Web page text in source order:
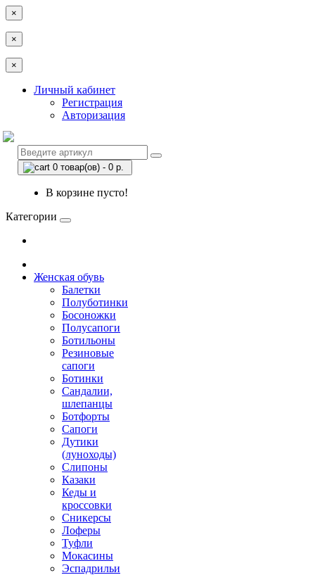
×
×
×
Личный кабинет
Регистрация
Авторизация
0 товар(ов) - 0 р.
В корзине пусто!
Категории
Женская обувь
Балетки
Полуботинки
Босоножки
Полусапоги
Ботильоны
Резиновые
сапоги
Ботинки
Сандалии,
шлепанцы
Ботфорты
Сапоги
Дутики
(луноходы)
Слипоны
Казаки
Кеды и
кроссовки
Сникерсы
Лоферы
Туфли
Мокасины
Эспадрильи